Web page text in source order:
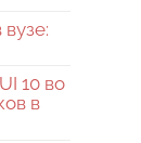
10 во
в